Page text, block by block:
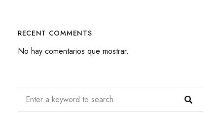
RECENT COMMENTS
No hay comentarios que mostrar.